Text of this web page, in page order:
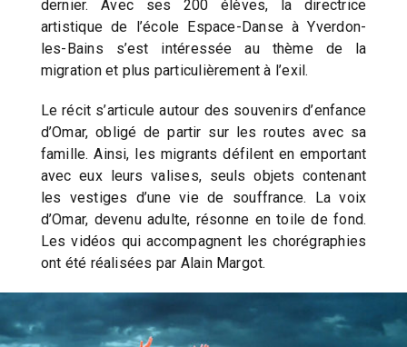
dernier. Avec ses 200 élèves, la directrice
artistique de l’école Espace-Danse à Yverdon-
les-Bains s’est intéressée au thème de la
migration et plus particulièrement à l’exil.
Le récit s’articule autour des souvenirs d’enfance
d’Omar, obligé de partir sur les routes avec sa
famille. Ainsi, les migrants défilent en emportant
avec eux leurs valises, seuls objets contenant
les vestiges d’une vie de souffrance. La voix
d’Omar, devenu adulte, résonne en toile de fond.
Les vidéos qui accompagnent les chorégraphies
ont été réalisées par Alain Margot.